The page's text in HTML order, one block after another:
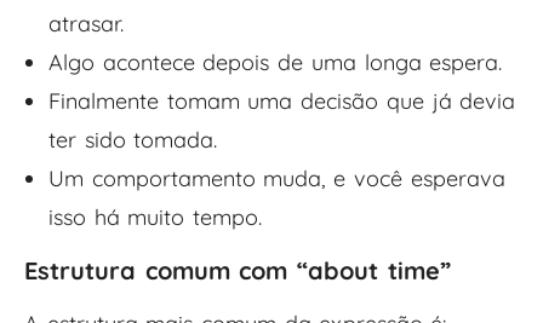
atrasar.
Algo acontece depois de uma longa espera.
Finalmente tomam uma decisão que já devia
ter sido tomada.
Um comportamento muda, e você esperava
isso há muito tempo.
Estrutura comum com “about time”